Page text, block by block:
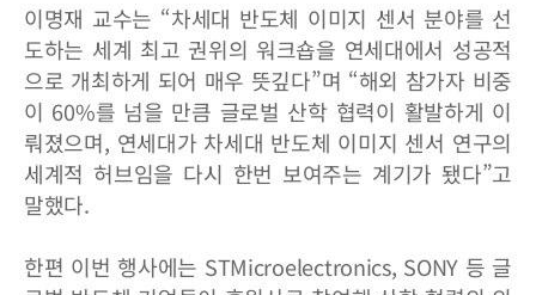
이명재 교수는 “차세대 반도체 이미지 센서 분야를 선
도하는 세계 최고 권위의 워크숍을 연세대에서 성공적
으로 개최하게 되어 매우 뜻깊다”며 “해외 참가자 비중
이 60%를 넘을 만큼 글로벌 산학 협력이 활발하게 이
뤄졌으며, 연세대가 차세대 반도체 이미지 센서 연구의
세계적 허브임을 다시 한번 보여주는 계기가 됐다”고
말했다.
한편 이번 행사에는 STMicroelectronics, SONY 등 글